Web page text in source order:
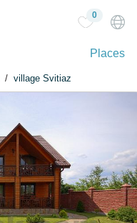
Places
0
village Svitiaz